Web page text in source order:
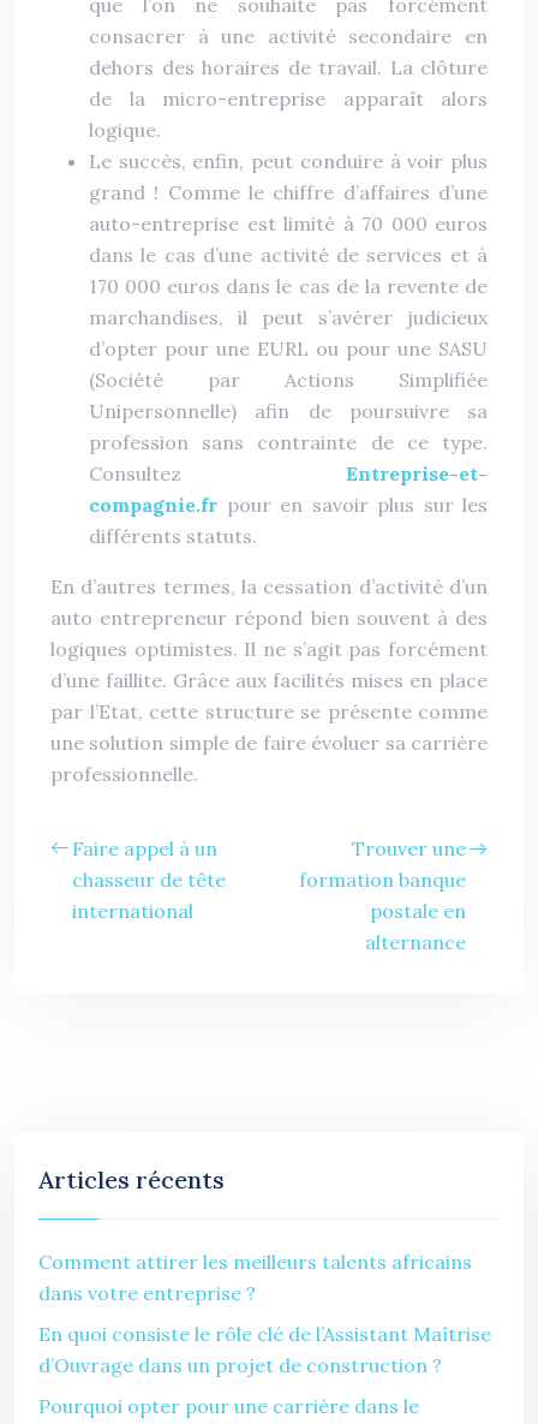
que l’on ne souhaite pas forcément
consacrer à une activité secondaire en
dehors des horaires de travail. La clôture
de la micro-entreprise apparaît alors
logique.
Le succès, enfin, peut conduire à voir plus
grand ! Comme le chiffre d’affaires d’une
auto-entreprise est limité à 70 000 euros
dans le cas d’une activité de services et à
170 000 euros dans le cas de la revente de
marchandises, il peut s’avérer judicieux
d’opter pour une EURL ou pour une SASU
(Société par Actions Simplifiée
Unipersonnelle) afin de poursuivre sa
profession sans contrainte de ce type.
Consultez Entreprise-et-
compagnie.fr pour en savoir plus sur les
différents statuts.
En d’autres termes, la cessation d’activité d’un
auto entrepreneur répond bien souvent à des
logiques optimistes. Il ne s’agit pas forcément
d’une faillite. Grâce aux facilités mises en place
par l’Etat, cette structure se présente comme
une solution simple de faire évoluer sa carrière
professionnelle.
Faire appel à un
chasseur de tête
international
Trouver une
formation banque
postale en
alternance
Articles récents
Comment attirer les meilleurs talents africains
dans votre entreprise ?
En quoi consiste le rôle clé de l’Assistant Maîtrise
d’Ouvrage dans un projet de construction ?
Pourquoi opter pour une carrière dans le